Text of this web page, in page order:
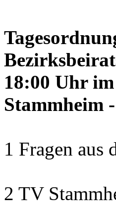
18:00 Uhr
Stammheim
1 Fragen aus
2 TV